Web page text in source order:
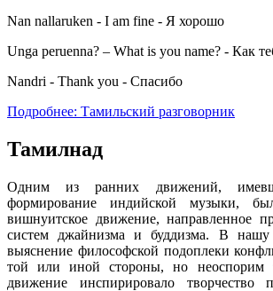
Nan nallaruken - I am fine - Я хорошо
Unga peruenna? – What is you name? - Как
Nandri - Thank you - Спасибо
Подробнее: Тамильский разговорник
Тамилнад
Одним из ранних движений,
формирование индийской музыки,
вишнуитское движение, направленное
систем джайнизма и буддизма. В нашу
выяснение философской подоплеки
той или иной стороны, но неоспорим
движение инспирировало творчество